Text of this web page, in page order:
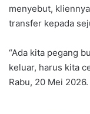
menyebut,
transfer kepada
“Ada kita pegang
keluar, harus kita
Rabu, 20 Mei 2026.